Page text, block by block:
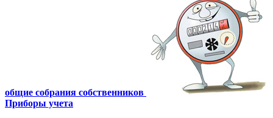
общие собрания собственников
Приборы учета